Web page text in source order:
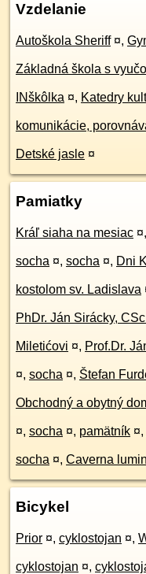
Vzdelanie
Autoškola Sheriff ¤,
Základná škola s
INškôlka ¤, Katedry
komunikácie,
Detské jasle ¤
Pamiatky
Kráľ siaha na mesiac ¤,
socha ¤, socha ¤, Dni
kostolom sv. Ladislava
PhDr. Ján Sirácky,
Miletićovi ¤, Prof.Dr.
¤, socha ¤, Štefan
Obchodný a obytný
¤, socha ¤, pamätník ¤,
socha ¤, Caverna
Bicykel
Prior ¤, cyklostojan ¤,
cyklostojan ¤,